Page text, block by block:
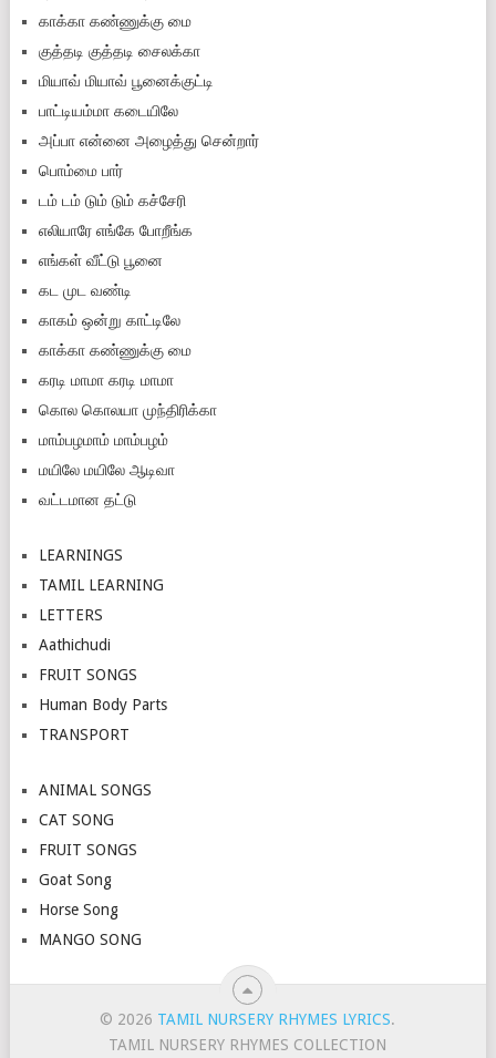
காக்கா கண்ணுக்கு மை
குத்த‌டி குத்த‌டி சைலக்கா
மியாவ் மியாவ் பூனைக்குட்டி
பாட்டியம்மா கடையிலே
அப்பா என்னை அழைத்து சென்றார்
பொம்மை பார்
டம் டம் டும் டும் கச்சேரி
எலியாரே எங்கே போறீங்க
எங்கள் வீட்டு பூனை
கட முட வண்டி
காகம் ஒன்று காட்டிலே
காக்கா கண்ணுக்கு மை
கரடி மாமா கரடி மாமா
கொல கொலயா முந்திரிக்கா
மாம்பழமாம் மாம்பழம்
மயிலே மயிலே ஆடிவா
வட்டமான தட்டு
LEARNINGS
TAMIL LEARNING
LETTERS
Aathichudi
FRUIT SONGS
Human Body Parts
TRANSPORT
ANIMAL SONGS
CAT SONG
FRUIT SONGS
Goat Song
Horse Song
MANGO SONG
© 2026 TAMIL NURSERY RHYMES LYRICS.
TAMIL NURSERY RHYMES COLLECTION